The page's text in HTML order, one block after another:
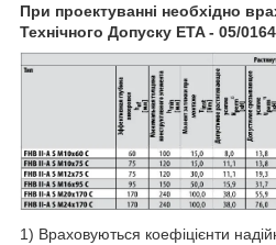
При проектуванні необхідно
Технічного Допуску ETA - 05/0164
1) Враховуються коефіцієнти